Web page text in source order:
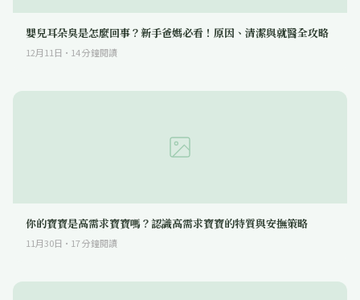
嬰兒耳朵臭是怎麼回事？新手爸媽必看！原因、清潔與就醫全攻略
12月11日 · 14分鐘閱讀
你的寶寶是高需求寶寶嗎？認識高需求寶寶的特質與安撫策略
11月30日 · 17分鐘閱讀